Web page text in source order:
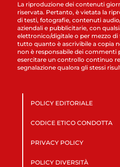
La riproduzione dei contenuti
riservata. Pertanto, è vietata la
di testi, fotografie, contenuti
aziendali e pubblicitarie, con
elettronico/digitale o per mezzo
tutto quanto è ascrivibile a copia
non è responsabile dei commenti
esercitare un controllo continuo
segnalazione qualora gli stessi
POLICY EDITORIALE
CODICE ETICO CONDOTTA
PRIVACY POLICY
POLICY DIVERSITÀ